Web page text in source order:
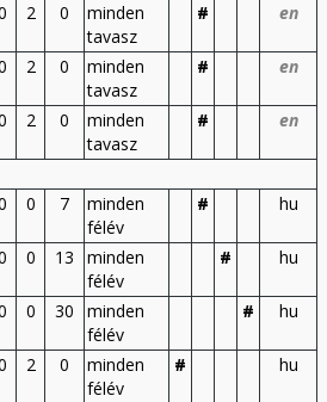
2 0
minden
tavasz
# en
2 0
minden
tavasz
# en
2 0
minden
tavasz
# en
0 7
minden
félév
# hu
0 13
minden
félév
# hu
0 30
minden
félév
# hu
2 0
minden
félév
# hu